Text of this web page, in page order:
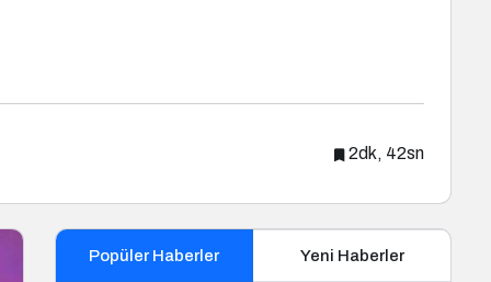
2dk, 42sn
Popüler Haberler Yeni Haberler